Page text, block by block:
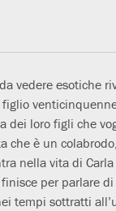
vedere esotiche
dei loro figli che
è un
nella vita di
per parlare
tempi sottratti